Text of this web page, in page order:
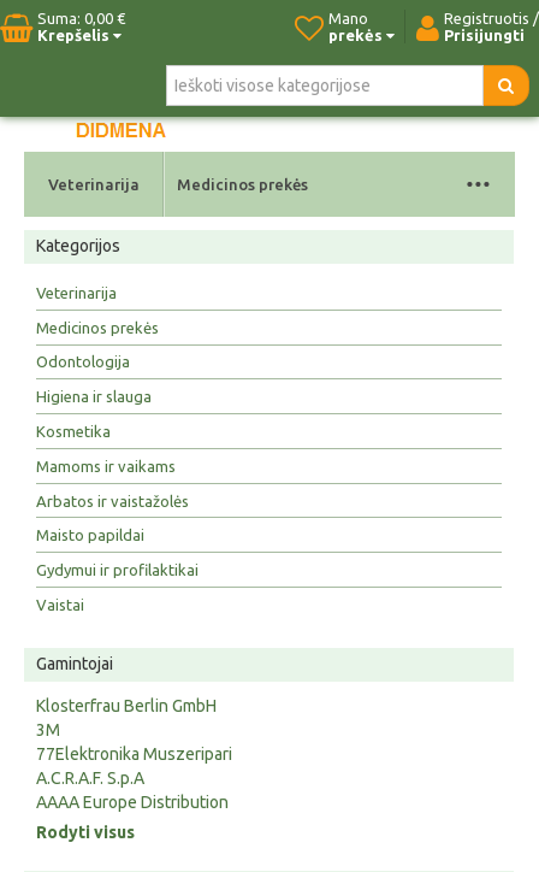
Suma: 0,00 €
Krepšelis
Registruotis /
Prisijungti
Mano
prekės
Pradžia Naujos prekės Kontaktai
Veterinarija Medicinos prekės ...
Kategorijos
Veterinarija
Medicinos prekės
Odontologija
Higiena ir slauga
Kosmetika
Mamoms ir vaikams
Arbatos ir vaistažolės
Maisto papildai
Gydymui ir profilaktikai
Vaistai
Gamintojai
Klosterfrau Berlin GmbH
3M
77Elektronika Muszeripari
A.C.R.A.F. S.p.A
AAAA Europe Distribution
Rodyti visus